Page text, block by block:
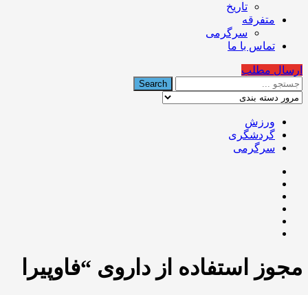
تاریخ
متفرقه
سرگرمی
تماس با ما
ارسال مطلب
ورزش
گردشگری
سرگرمی
مجوز استفاده از داروی “فاوپیرا